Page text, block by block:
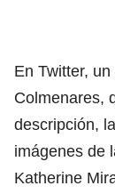
En Twitter,
Colmenares,
descripción,
imágenes de
Katherine